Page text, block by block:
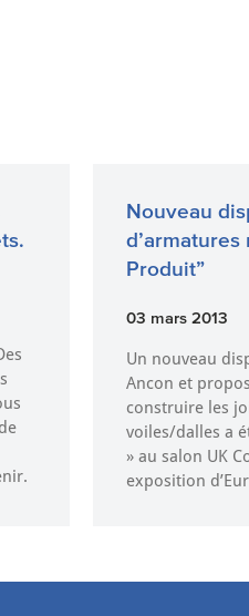
Nouveau
Produit”
03 mars 2013
Un nouveau
Ancon et
construire les
voiles/dalles a
» au salon UK
exposition